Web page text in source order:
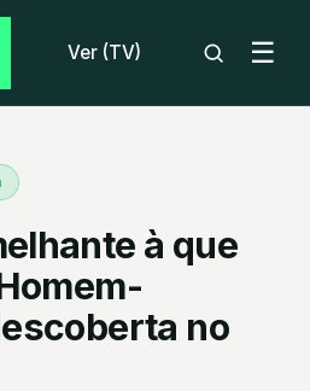
Ver (TV) ☰
à que
no